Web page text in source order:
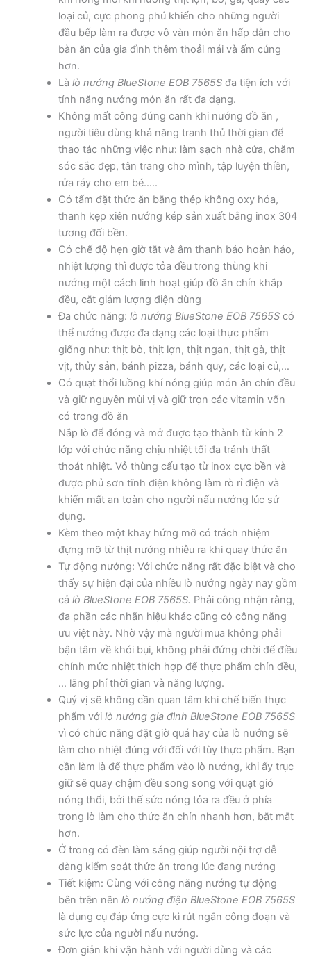
loại củ, cực phong phú khiến cho những người
đầu bếp làm ra được vô vàn món ăn hấp dẫn cho
bàn ăn của gia đình thêm thoải mái và ấm cúng
hơn.
Là lò nướng BlueStone EOB 7565Sđa tiện ích với
tính năng nướng món ăn rất đa dạng.
Không mất công đứng canh khi nướng đồ ăn ,
người tiêu dùng khả năng tranh thủ thời gian để
thao tác những việc như: làm sạch nhà cửa, chăm
sóc sắc đẹp, tân trang cho mình, tập luyện thiền,
rửa ráy cho em bé…..
Có tấm đặt thức ăn bằng thép không oxy hóa,
thanh kẹp xiên nướng kép sản xuất bằng inox 304
tương đối bền.
Có chế độ hẹn giờ tắt và âm thanh báo hoàn hảo,
nhiệt lượng thì được tỏa đều trong thùng khi
nướng một cách linh hoạt giúp đồ ăn chín khắp
đều, cắt giảm lượng điện dùng
Đa chức năng: lò nướng BlueStone EOB 7565Scó
thể nướng được đa dạng các loại thực phẩm
giống như: thịt bò, thịt lợn, thịt ngan, thịt gà, thịt
vịt, thủy sản, bánh pizza, bánh quy, các loại củ,…
Có quạt thổi luồng khí nóng giúp món ăn chín đều
và giữ nguyên mùi vị và giữ trọn các vitamin vốn
có trong đồ ăn
Nắp lò để đóng và mở được tạo thành từ kính 2
lớp với chức năng chịu nhiệt tối đa tránh thất
thoát nhiệt. Vỏ thùng cấu tạo từ inox cực bền và
được phủ sơn tĩnh điện không làm rò rỉ điện và
khiến mất an toàn cho người nấu nướng lúc sử
dụng.
Kèm theo một khay hứng mỡ có trách nhiệm
đựng mỡ từ thịt nướng nhiễu ra khi quay thức ăn
Tự động nướng: Với chức năng rất đặc biệt và cho
thấy sự hiện đại của nhiều lò nướng ngày nay gồm
cả lò BlueStone EOB 7565S. Phải công nhận rằng,
đa phần các nhãn hiệu khác cũng có công năng
ưu việt này. Nhờ vậy mà người mua không phải
bận tâm về khói bụi, không phải đứng chời để điều
chỉnh mức nhiệt thích hợp để thực phẩm chín đều,
… lãng phí thời gian và năng lượng.
Quý vị sẽ không cần quan tâm khi chế biến thực
phẩm với lò nướng gia đình BlueStone EOB 7565S
vì có chức năng đặt giờ quá hay của lò nướng sẽ
làm cho nhiệt đúng với đối với tùy thực phẩm. Bạn
cần làm là để thực phẩm vào lò nướng, khi ấy trục
giữ sẽ quay chậm đều song song với quạt gió
nóng thổi, bởi thế sức nóng tỏa ra đều ở phía
trong lò làm cho thức ăn chín nhanh hơn, bắt mắt
hơn.
Ở trong có đèn làm sáng giúp người nội trợ dễ
dàng kiểm soát thức ăn trong lúc đang nướng
Tiết kiệm: Cùng với công năng nướng tự động
bên trên nên lò nướng điện BlueStone EOB 7565S
là dụng cụ đáp ứng cực kì rút ngắn công đoạn và
sức lực của người nấu nướng.
Đơn giản khi vận hành với người dùng và các